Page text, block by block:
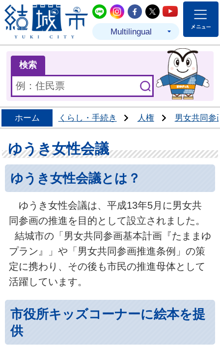
結城市公式LINE
結城市公式Instagram
結城市公式
結城市公式
結城市
Multilingual
検索
ホーム くらし・手続き 人権 男女共同参
ゆうき女性会議
ゆうき女性会議とは？
ゆうき女性会議は、平成13年5月に男女共
同参画の推進を目的として設立されました。
結城市の「男女共同参画基本計画『たままゆ
プラン』」や「男女共同参画推進条例」の策
定に携わり、その後も市民の推進母体として
活躍しています。
市役所キッズコーナーに絵本を提
供